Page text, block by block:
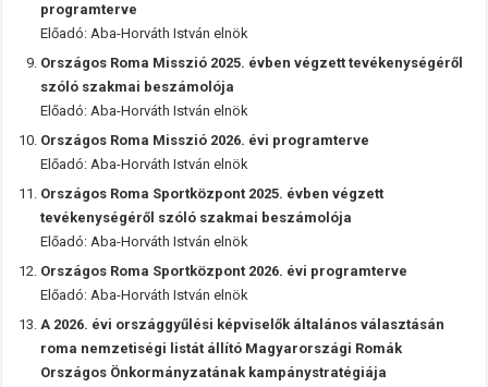
programterve
Előadó: Aba-Horváth István elnök
Országos Roma Misszió 2025. évben végzett tevékenységéről
szóló szakmai beszámolója
Előadó: Aba-Horváth István elnök
Országos Roma Misszió 2026. évi programterve
Előadó: Aba-Horváth István elnök
Országos Roma Sportközpont 2025. évben végzett
tevékenységéről szóló szakmai beszámolója
Előadó: Aba-Horváth István elnök
Országos Roma Sportközpont 2026. évi programterve
Előadó: Aba-Horváth István elnök
A 2026. évi országgyűlési képviselők általános választásán
roma nemzetiségi listát állító Magyarországi Romák
Országos Önkormányzatának kampánystratégiája